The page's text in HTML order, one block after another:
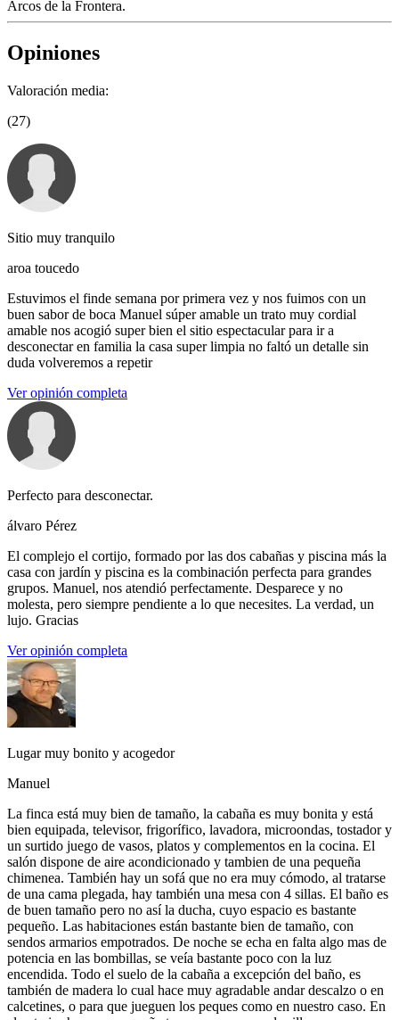
Arcos de la Frontera.
Opiniones
Valoración media:
(27)
Sitio muy tranquilo
aroa toucedo
Estuvimos el finde semana por primera vez y nos fuimos con un
buen sabor de boca Manuel súper amable un trato muy cordial
amable nos acogió super bien el sitio espectacular para ir a
desconectar en familia la casa super limpia no faltó un detalle sin
duda volveremos a repetir
Ver opinión completa
Perfecto para desconectar.
álvaro Pérez
El complejo el cortijo, formado por las dos cabañas y piscina más la
casa con jardín y piscina es la combinación perfecta para grandes
grupos. Manuel, nos atendió perfectamente. Desparece y no
molesta, pero siempre pendiente a lo que necesites. La verdad, un
lujo. Gracias
Ver opinión completa
Lugar muy bonito y acogedor
Manuel
La finca está muy bien de tamaño, la cabaña es muy bonita y está
bien equipada, televisor, frigorífico, lavadora, microondas, tostador y
un surtido juego de vasos, platos y complementos en la cocina. El
salón dispone de aire acondicionado y tambien de una pequeña
chimenea. También hay un sofá que no era muy cómodo, al tratarse
de una cama plegada, hay también una mesa con 4 sillas. El baño es
de buen tamaño pero no así la ducha, cuyo espacio es bastante
pequeño. Las habitaciones están bastante bien de tamaño, con
sendos armarios empotrados. De noche se echa en falta algo mas de
potencia en las bombillas, se veía bastante poco con la luz
encendida. Todo el suelo de la cabaña a excepción del baño, es
también de madera lo cual hace muy agradable andar descalzo o en
calcetines, o para que jueguen los peques como en nuestro caso. En